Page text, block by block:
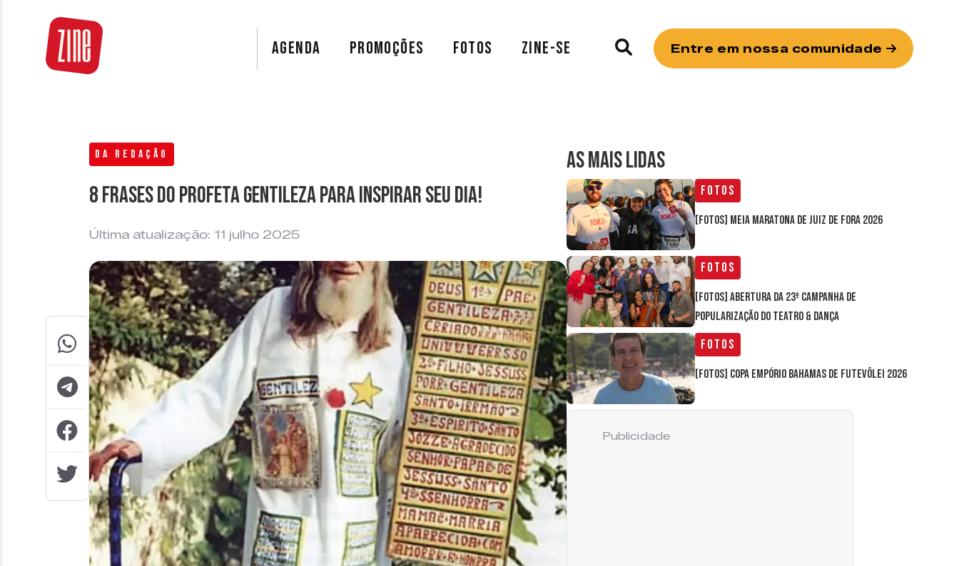
AGENDA PROMOÇÕES FOTOS ZINE-SE Entre em nossa comunidade
DA REDAÇÃO
8 frases do Profeta Gentileza para inspirar seu dia!
Última atualização: 11 julho 2025
AS MAIS LIDAS
Fotos
[FOTOS] Meia Maratona de Juiz de Fora 2026
Fotos
[FOTOS] Abertura da 23ª Campanha de
Popularização do Teatro & Dança
Fotos
[FOTOS] Copa Empório Bahamas de Futevôlei 2026
Publicidade